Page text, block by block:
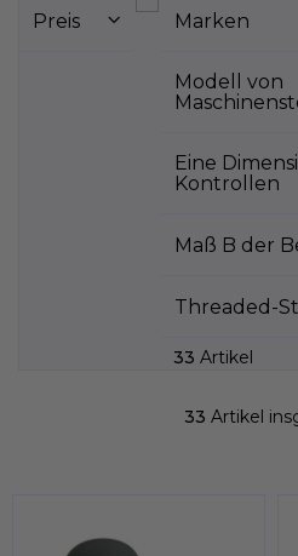
Preis Marken
Modell von
Eine
Kontrollen
Maß B der
Threaded-
33 Artikel
S
33 Artikel